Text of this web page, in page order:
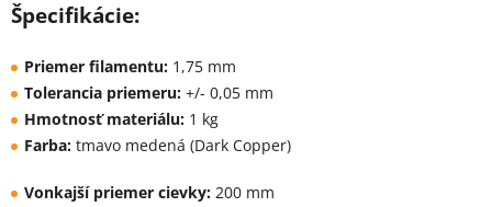
Špecifikácie:
Priemer filamentu: 1,75 mm
Tolerancia priemeru: +/- 0,05 mm
Hmotnosť materiálu: 1 kg
Farba: tmavo medená (Dark Copper)
Vonkajší priemer cievky: 200 mm